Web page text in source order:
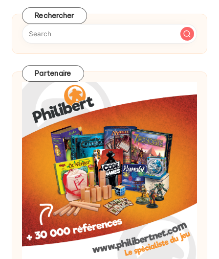
Rechercher
Partenaire